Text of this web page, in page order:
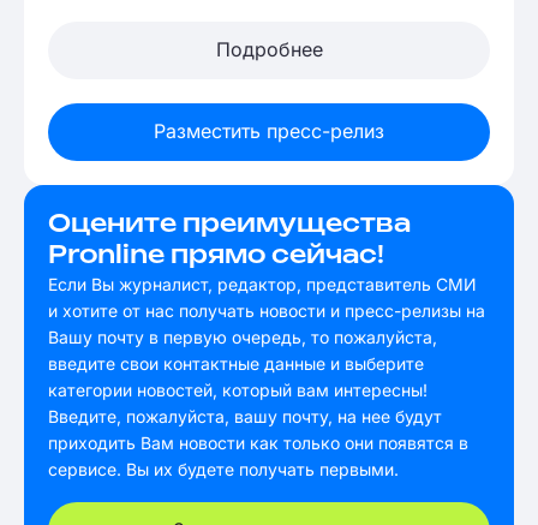
Подробнее
Разместить пресс-релиз
Оцените преимущества
Pronline прямо сейчас!
Если Вы журналист, редактор, представитель СМИ
и хотите от нас получать новости и пресс-релизы на
Вашу почту в первую очередь, то пожалуйста,
введите свои контактные данные и выберите
категории новостей, который вам интересны!
Введите, пожалуйста, вашу почту, на нее будут
приходить Вам новости как только они появятся в
сервисе. Вы их будете получать первыми.